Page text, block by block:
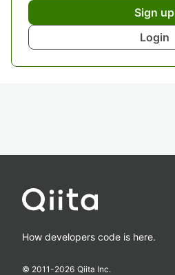
Sign up
Login
How developers code is here.
© 2011-2026 Qiita Inc.